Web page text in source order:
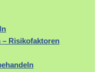
– Risikofaktoren